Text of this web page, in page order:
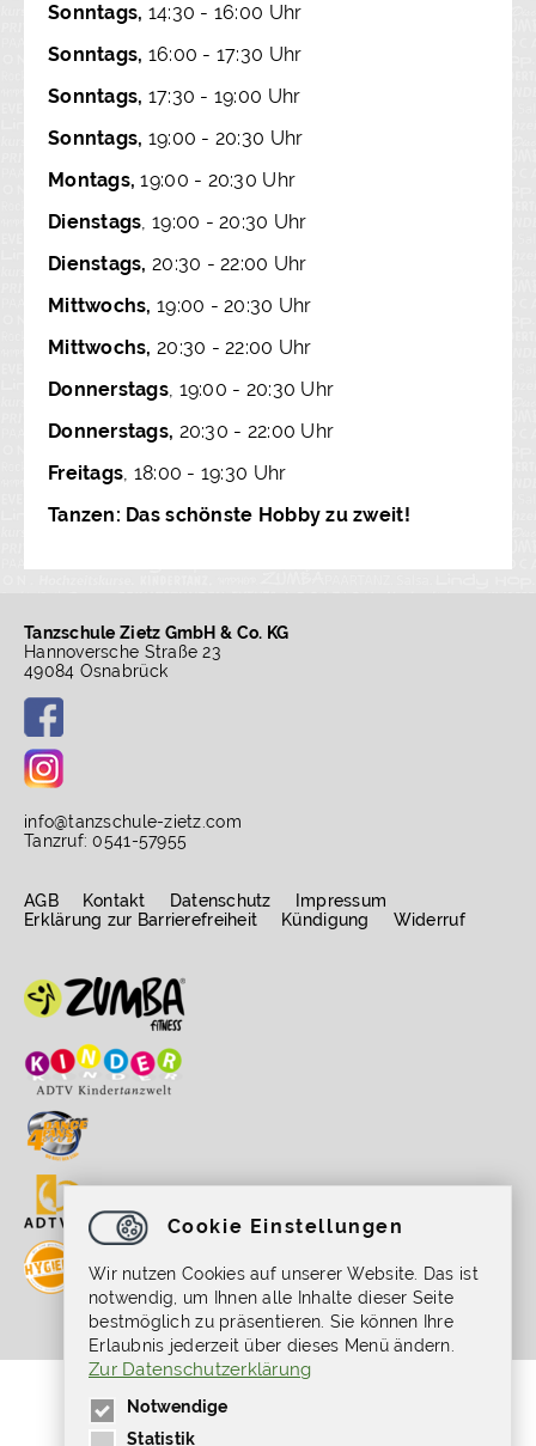
Sonntags, 14:30 - 16:00 Uhr
Sonntags, 16:00 - 17:30 Uhr
Sonntags, 17:30 - 19:00 Uhr
Sonntags, 19:00 - 20:30 Uhr
Montags,19:00 - 20:30 Uhr
Dienstags, 19:00 - 20:30 Uhr
Dienstags, 20:30 - 22:00 Uhr
Mittwochs, 19:00 - 20:30 Uhr
Mittwochs, 20:30 - 22:00 Uhr
Donnerstags, 19:00 - 20:30 Uhr
Donnerstags, 20:30 - 22:00 Uhr
Freitags, 18:00 - 19:30 Uhr
Tanzen: Das schönste Hobby zu zweit!
Tanzschule Zietz GmbH & Co. KG
Hannoversche Straße 23
49084 Osnabrück
info@tanzschule-zietz.com
Tanzruf: 0541-57955
AGB Kontakt Datenschutz
Impressum
Erklärung zur Barrierefreiheit
Kündigung Widerruf
Gefördert durch die Beauftragte der
Bundesregierung für Kultur und Medien im
Programm NEUSTART KULTUR, [Hilfsprogramm
Cookie Einstellungen
Wir nutzen Cookies auf unserer Website. Das ist
notwendig, um Ihnen alle Inhalte dieser Seite
bestmöglich zu präsentieren. Sie können Ihre
Erlaubnis jederzeit über dieses Menü ändern.
Zur Datenschutzerklärung
Notwendige
Statistik